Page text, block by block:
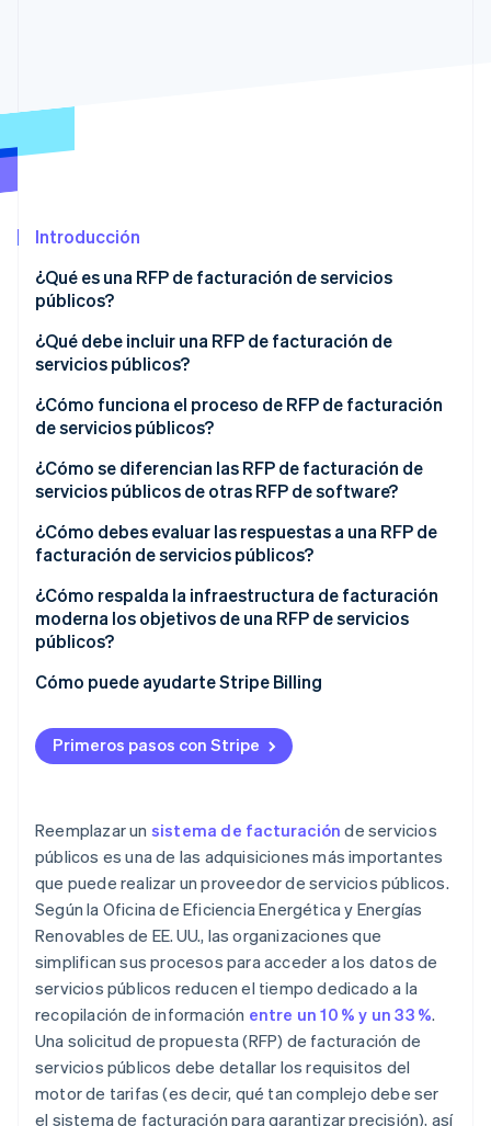
Introducción
¿Qué es una RFP de facturación de servicios
públicos?
¿Qué debe incluir una RFP de facturación de
servicios públicos?
Contexto y alcance
Servicios necesarios
Requisitos de integración tecnológica
Implementación, migración y soporte
Seguridad y cumplimiento de la normativa
Estructura de precios
¿Cómo funciona el proceso de RFP de facturación
de servicios públicos?
¿Cómo se diferencian las RFP de facturación de
servicios públicos de otras RFP de software?
Complejidad de tarifas
Protecciones para clientes vulnerables
¿Cómo debes evaluar las respuestas a una RFP de
facturación de servicios públicos?
¿Cómo respalda la infraestructura de facturación
moderna los objetivos de una RFP de servicios
públicos?
Cómo puede ayudarte Stripe Billing
Primeros pasos con Stripe
Reemplazar un sistema de facturación de servicios
públicos es una de las adquisiciones más importantes
que puede realizar un proveedor de servicios públicos.
Según la Oficina de Eficiencia Energética y Energías
Renovables de EE. UU., las organizaciones que
simplifican sus procesos para acceder a los datos de
servicios públicos reducen el tiempo dedicado a la
recopilación de información entre un 10 % y un 33 %.
Una solicitud de propuesta (RFP) de facturación de
servicios públicos debe detallar los requisitos del
motor de tarifas (es decir, qué tan complejo debe ser
el sistema de facturación para garantizar precisión), así